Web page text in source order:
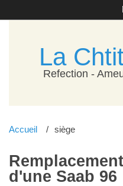
La
Refection -
Accueil siège
d'une Saab 96